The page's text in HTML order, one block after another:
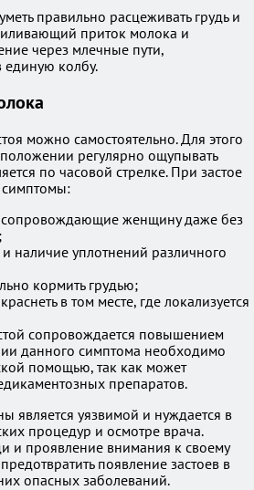
правильно расцеживать грудь и
приток молока и
через млечные пути,
единую колбу.
можно самостоятельно. Для этого
регулярно ощупывать
по часовой стрелке. При застое
женщину даже без
наличие уплотнений различного
кормить грудью;
в том месте, где локализуется
сопровождается повышением
данного симптома необходимо
помощью, так как может
препаратов.
является уязвимой и нуждается в
процедур и осмотре врача.
и проявление внимания к своему
появление застоев в
опасных заболеваний.